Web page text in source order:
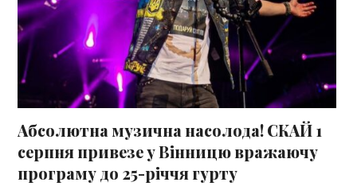
Абсолютна музична насолода! СКАЙ 1
серпня привезе у Вінницю вражаючу
програму до 25-річчя гурту